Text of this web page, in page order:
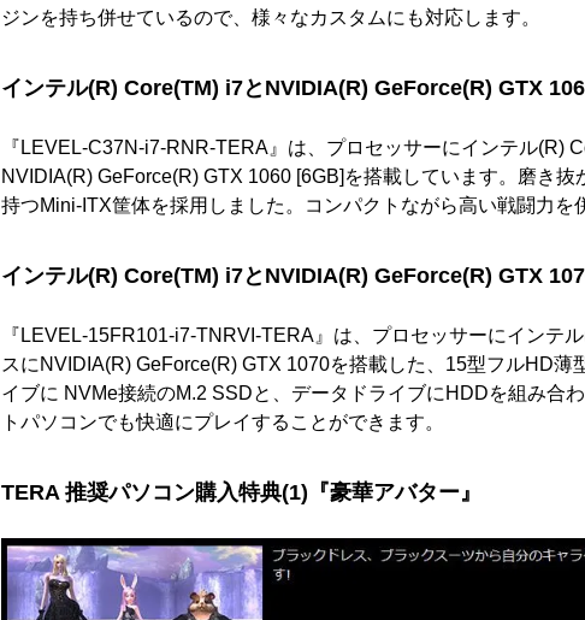
ジンを持ち併せているので、様々なカスタムにも対応します。
インテル(R) Core(TM) i7とNVIDIA(R) GeForce(R) GTX
『LEVEL-C37N-i7-RNR-TERA』は、プロセッサーにインテル(R)
NVIDIA(R) GeForce(R) GTX 1060 [6GB]を搭載しています。磨き
持つMini-ITX筐体を採用しました。コンパクトながら高い戦闘力を
インテル(R) Core(TM) i7とNVIDIA(R) GeForce(R) GTX
『LEVEL-15FR101-i7-TNRVI-TERA』は、プロセッサーにインテ
スにNVIDIA(R) GeForce(R) GTX 1070を搭載した、15型フルHD薄
イブに NVMe接続のM.2 SSDと、データドライブにHDDを組み合
トパソコンでも快適にプレイすることができます。
TERA 推奨パソコン購入特典(1)『豪華アバター』